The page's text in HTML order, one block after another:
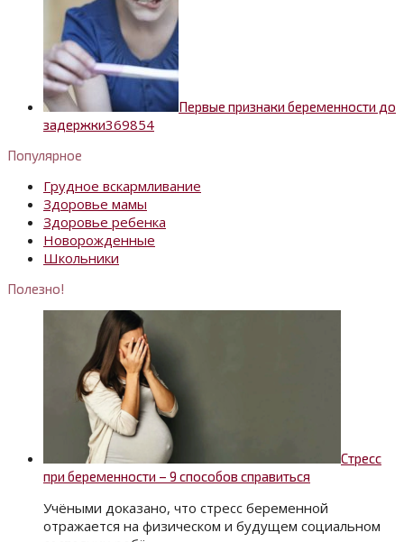
Первые признаки беременности до
задержки369854
Популярное
Грудное вскармливание
Здоровье мамы
Здоровье ребенка
Новорожденные
Школьники
Полезно!
Стресс
при беременности – 9 способов справиться
Учёными доказано, что стресс беременной
отражается на физическом и будущем социальном